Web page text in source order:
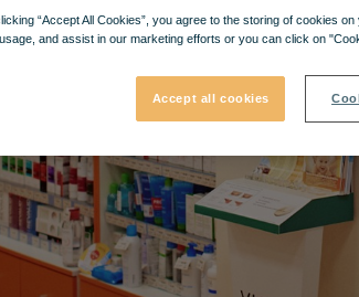
“Accept All Cookies”, you agree to the storing of cookies
and assist in our marketing efforts or you can click on
Accept all cookies